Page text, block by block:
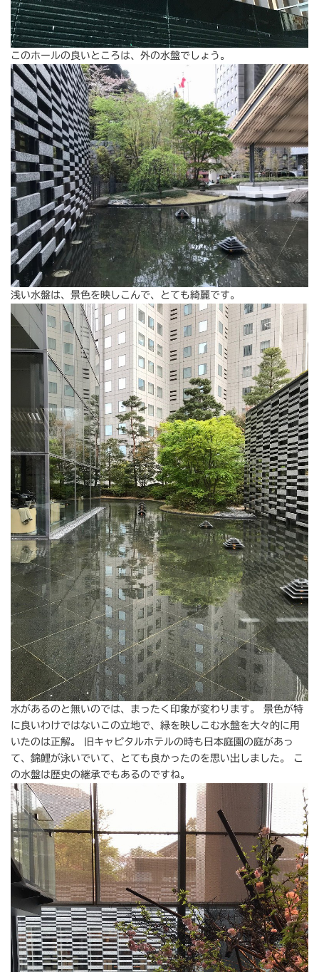
このホールの良いところは、外の水盤でしょう。
浅い水盤は、景色を映しこんで、とても綺麗です。
水があるのと無いのでは、まったく印象が変わります。 景色が特
に良いわけではないこの立地で、緑を映しこむ水盤を大々的に用
いたのは正解。 旧キャピタルホテルの時も日本庭園の庭があっ
て、錦鯉が泳いでいて、とても良かったのを思い出しました。 こ
の水盤は歴史の継承でもあるのですね。